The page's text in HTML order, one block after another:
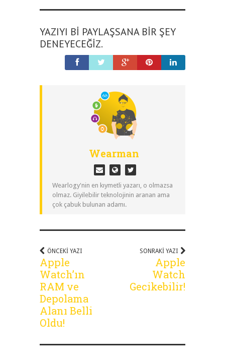
YAZIYI BI PAYLAŞSANA BIR ŞEY
DENEYECEĞIZ.
Wearman
Wearlogy'nin en kıymetli yazarı, o olmazsa
olmaz. Giyilebilir teknolojinin aranan ama
çok çabuk bulunan adamı.
ÖNCEKI YAZI
Apple
Watch’ın
RAM ve
Depolama
Alanı Belli
Oldu!
SONRAKI YAZI
Apple
Watch
Gecikebilir!